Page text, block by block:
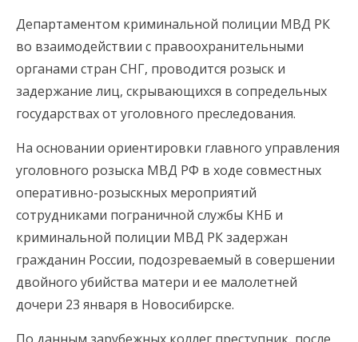
Департаментом криминальной полиции МВД РК
во взаимодействии с правоохранительными
органами стран СНГ, проводится розыск и
задержание лиц, скрывающихся в сопредельных
государствах от уголовного преследования.
На основании ориентировки главного управления
уголовного розыска МВД РФ в ходе совместных
оперативно-розыскных мероприятий
сотрудниками пограничной службы КНБ и
криминальной полиции МВД РК задержан
гражданин России, подозреваемый в совершении
двойного убийства матери и ее малолетней
дочери 23 января в Новосибирске.